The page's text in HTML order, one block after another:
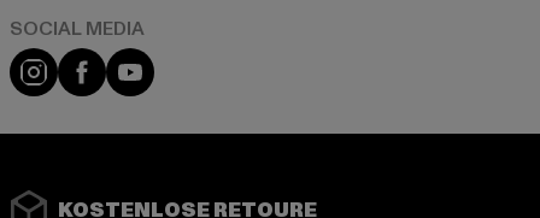
Instagram
FacebookYouTube
KOSTENLOSE RETOURE